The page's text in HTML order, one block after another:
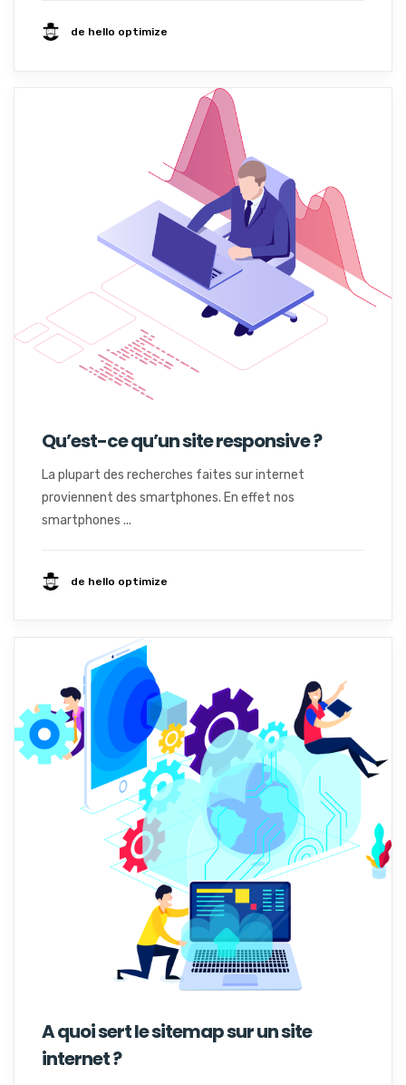
de hello optimize
Qu’est-ce qu’un site responsive ?
La plupart des recherches faites sur internet
proviennent des smartphones. En effet nos
smartphones ...
de hello optimize
A quoi sert le sitemap sur un site
internet ?